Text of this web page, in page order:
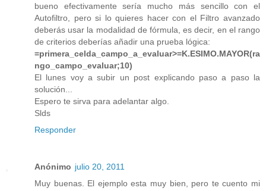
bueno efectivamente sería mucho más sencillo con el
Autofiltro, pero si lo quieres hacer con el Filtro avanzado
deberás usar la modalidad de fórmula, es decir, en el rango
de criterios deberías añadir una prueba lógica:
=primera_celda_campo_a_evaluar>=K.ESIMO.MAYOR(ra
ngo_campo_evaluar;10)
El lunes voy a subir un post explicando paso a paso la
solución...
Espero te sirva para adelantar algo.
Slds
Responder
Anónimo julio 20, 2011
Muy buenas. El ejemplo esta muy bien, pero te cuento mi